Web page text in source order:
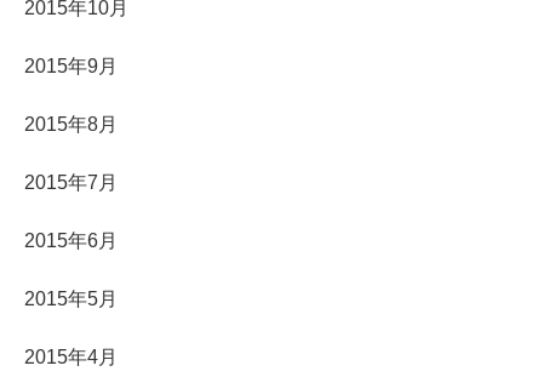
2015年10月
2015年9月
2015年8月
2015年7月
2015年6月
2015年5月
2015年4月